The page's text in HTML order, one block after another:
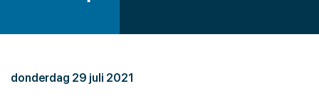
donderdag 29 juli 2021